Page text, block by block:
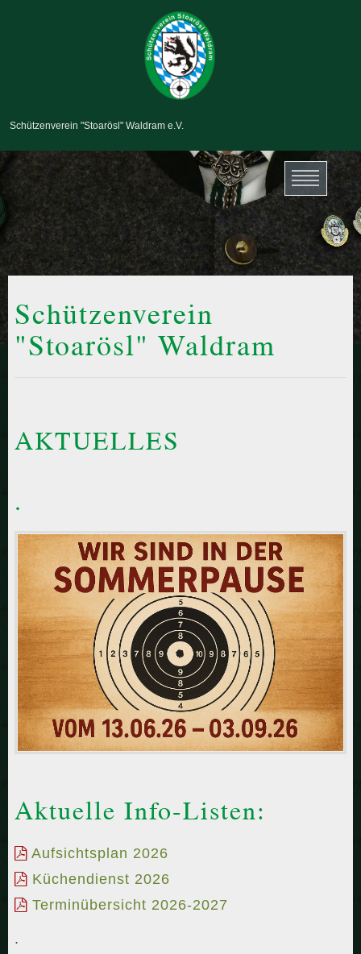
Schützenverein "Stoarösl" Waldram e.V.
Schützenverein
"Stoarösl" Waldram
AKTUELLES
.
Aktuelle Info-Listen:
Aufsichtsplan 2026
Küchendienst 2026
Terminübersicht 2026-2027
.